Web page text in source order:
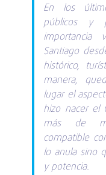
En los
públicos y
Santiago
histórico,
manera,
lugar el
hizo nacer el
más de
compatible
lo anula sino
y potencia.